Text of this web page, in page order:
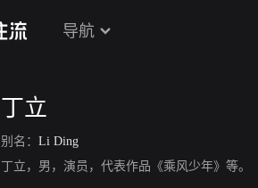
导航
丁立
别名： Li Ding
丁立，男，演员，代表作品《乘风少年》等。